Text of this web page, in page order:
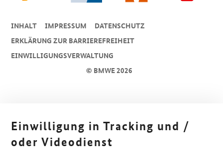
© BMWE 2026
INHALT IMPRESSUM
DA­TEN­SCHUTZ
ERKLÄRUNG ZUR BARRIEREFREIHEIT
EINWILLIGUNGSVERWALTUNG
Einwilligung in Tracking und /
oder Videodienst